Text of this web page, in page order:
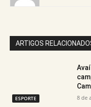
ARTIGOS
ESPORTE 8 de